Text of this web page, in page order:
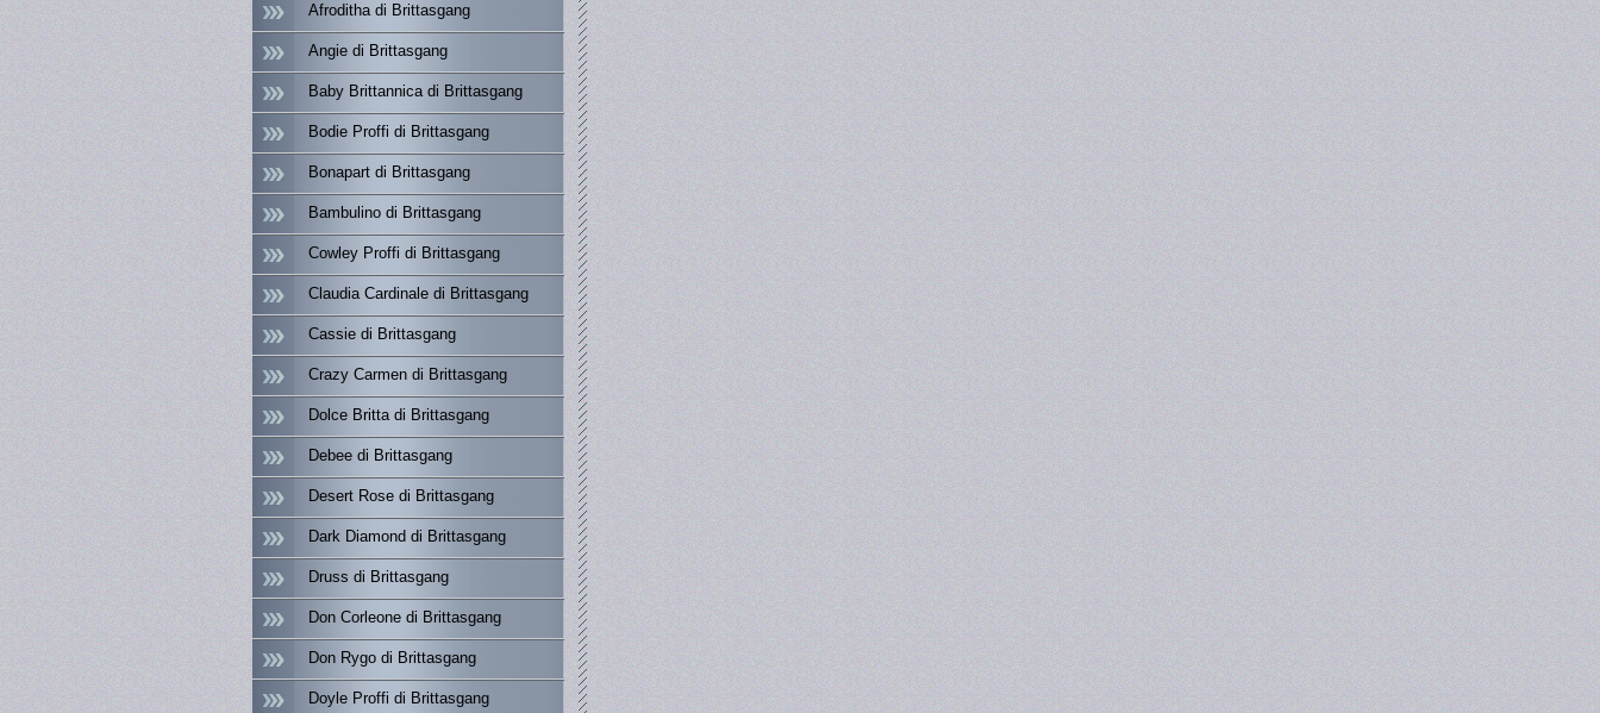
Afroditha di Brittasgang
Angie di Brittasgang
Baby Brittannica di Brittasgang
Bodie Proffi di Brittasgang
Bonapart di Brittasgang
Bambulino di Brittasgang
Cowley Proffi di Brittasgang
Claudia Cardinale di Brittasgang
Cassie di Brittasgang
Crazy Carmen di Brittasgang
Dolce Britta di Brittasgang
Debee di Brittasgang
Desert Rose di Brittasgang
Dark Diamond di Brittasgang
Druss di Brittasgang
Don Corleone di Brittasgang
Don Rygo di Brittasgang
Doyle Proffi di Brittasgang